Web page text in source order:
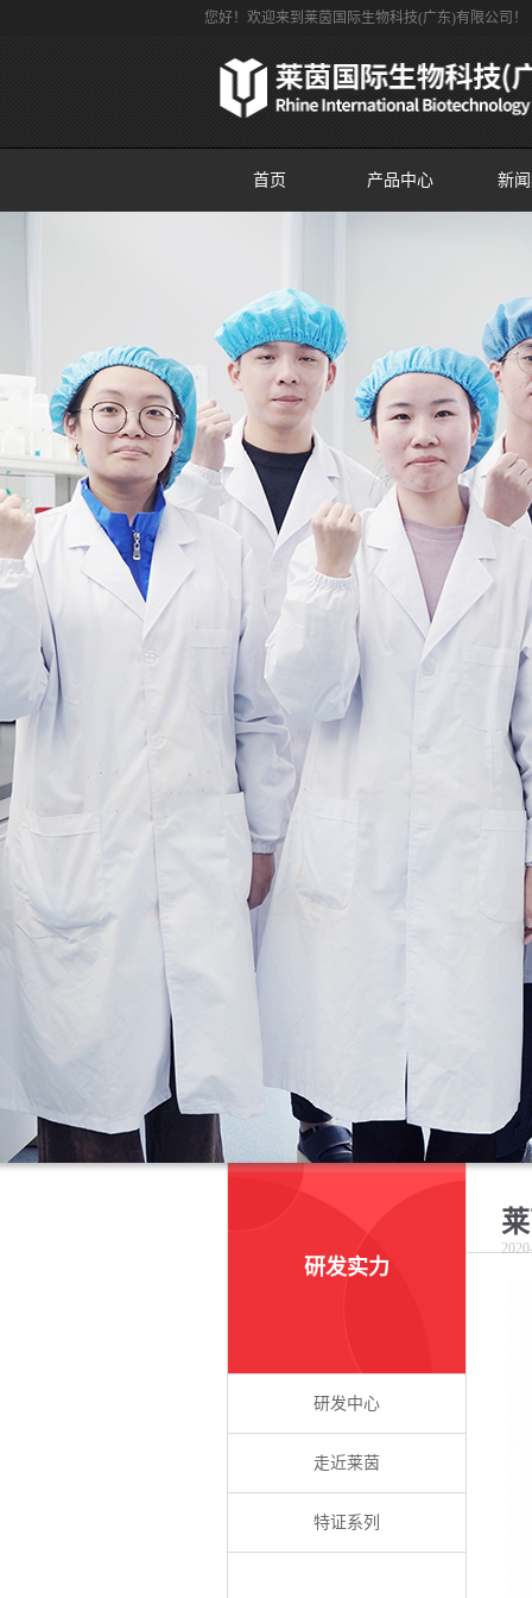
您好！欢迎来到莱茵国际生物科技(广东)有限公司！
首页 产品中心 新
研发实力
研发中心
走近莱茵
特证系列